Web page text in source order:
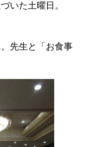
いた土曜日。
先生と「お食事